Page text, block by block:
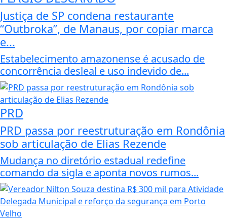
Justiça de SP condena restaurante
“Outbroka”, de Manaus, por copiar marca
e...
Estabelecimento amazonense é acusado de
concorrência desleal e uso indevido de...
PRD
PRD passa por reestruturação em Rondônia
sob articulação de Elias Rezende
Mudança no diretório estadual redefine
comando da sigla e aponta novos rumos...